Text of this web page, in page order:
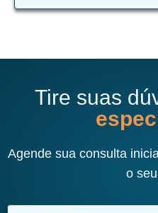
Tire suas
Agende sua consulta
o